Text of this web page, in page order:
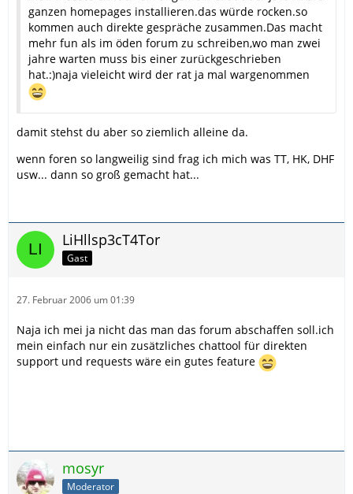
ganzen homepages installieren.das würde rocken.so
kommen auch direkte gespräche zusammen.Das macht
mehr fun als im öden forum zu schreiben,wo man zwei
jahre warten muss bis einer zurückgeschrieben
hat.:)naja vieleicht wird der rat ja mal wargenommen
damit stehst du aber so ziemlich alleine da.
wenn foren so langweilig sind frag ich mich was TT, HK, DHF
usw... dann so groß gemacht hat...
LiHllsp3cT4Tor
Gast
27. Februar 2006 um 01:39
Naja ich mei ja nicht das man das forum abschaffen soll.ich
mein einfach nur ein zusätzliches chattool für direkten
support und requests wäre ein gutes feature
mosyr
Moderator